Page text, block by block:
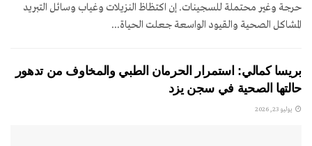
حرجة وغير محتملة للسجينات. إن اكتظاظ النزيلات وغياب وسائل التبريد
المشاكل الصحية والقيود الواسعة جعلت الحياة...
بريسا كمالي: استمرار الحرمان الطبي والمخاوف من تدهور
حالتها الصحية في سجن يزد
يوليو 23, 2026